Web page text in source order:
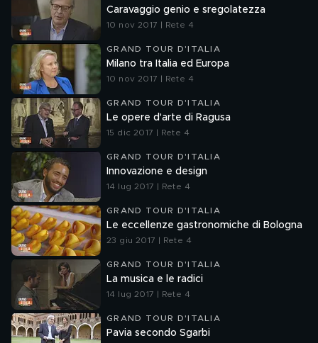
Caravaggio genio e sregolatezza
10 nov 2017 | Rete 4
GRAND TOUR D'ITALIA
Milano tra Italia ed Europa
10 nov 2017 | Rete 4
GRAND TOUR D'ITALIA
Le opere d'arte di Ragusa
15 dic 2017 | Rete 4
GRAND TOUR D'ITALIA
Innovazione e design
14 lug 2017 | Rete 4
GRAND TOUR D'ITALIA
Le eccellenze gastronomiche di Bologna
23 giu 2017 | Rete 4
GRAND TOUR D'ITALIA
La musica e le radici
14 lug 2017 | Rete 4
GRAND TOUR D'ITALIA
Pavia secondo Sgarbi